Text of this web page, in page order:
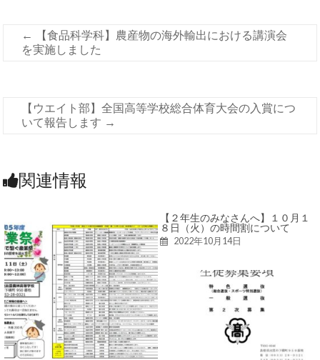
←
【食品科学科】農産物の海外輸出における講演会
を実施しました
【ウエイト部】全国高等学校総合体育大会の入賞につ
いて報告します →
関連情報
【２年生のみなさんへ】１０月１
８日（火）の時間割について
2022年10月14日